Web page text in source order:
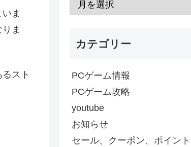
ま
ま
スト
カテゴリー
PCゲーム情報
PCゲーム攻略
youtube
お知らせ
セール、クーポン、ポイント